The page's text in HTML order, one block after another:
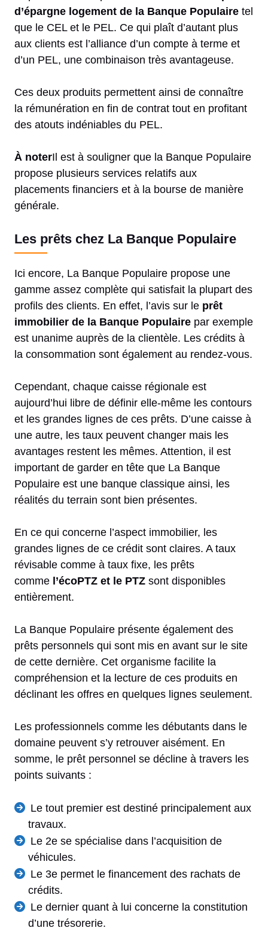
d’épargne logement de la Banque Populaire tel
que le CEL et le PEL. Ce qui plaît d’autant plus
aux clients est l’alliance d’un compte à terme et
d’un PEL, une combinaison très avantageuse.
Ces deux produits permettent ainsi de connaître
la rémunération en fin de contrat tout en profitant
des atouts indéniables du PEL.
À noterIl est à souligner que la Banque Populaire
propose plusieurs services relatifs aux
placements financiers et à la bourse de manière
générale.
Les prêts chez La Banque Populaire
Ici encore, La Banque Populaire propose une
gamme assez complète qui satisfait la plupart des
profils des clients. En effet, l’avis sur le prêt
immobilier de la Banque Populaire par exemple
est unanime auprès de la clientèle. Les crédits à
la consommation sont également au rendez-vous.
Cependant, chaque caisse régionale est
aujourd’hui libre de définir elle-même les contours
et les grandes lignes de ces prêts. D’une caisse à
une autre, les taux peuvent changer mais les
avantages restent les mêmes. Attention, il est
important de garder en tête que La Banque
Populaire est une banque classique ainsi, les
réalités du terrain sont bien présentes.
En ce qui concerne l’aspect immobilier, les
grandes lignes de ce crédit sont claires. A taux
révisable comme à taux fixe, les prêts
comme l’écoPTZ et le PTZ sont disponibles
entièrement.
La Banque Populaire présente également des
prêts personnels qui sont mis en avant sur le site
de cette dernière. Cet organisme facilite la
compréhension et la lecture de ces produits en
déclinant les offres en quelques lignes seulement.
Les professionnels comme les débutants dans le
domaine peuvent s’y retrouver aisément. En
somme, le prêt personnel se décline à travers les
points suivants :
Le tout premier est destiné principalement aux
travaux.
Le 2e se spécialise dans l’acquisition de
véhicules.
Le 3e permet le financement des rachats de
crédits.
Le dernier quant à lui concerne la constitution
d’une trésorerie.